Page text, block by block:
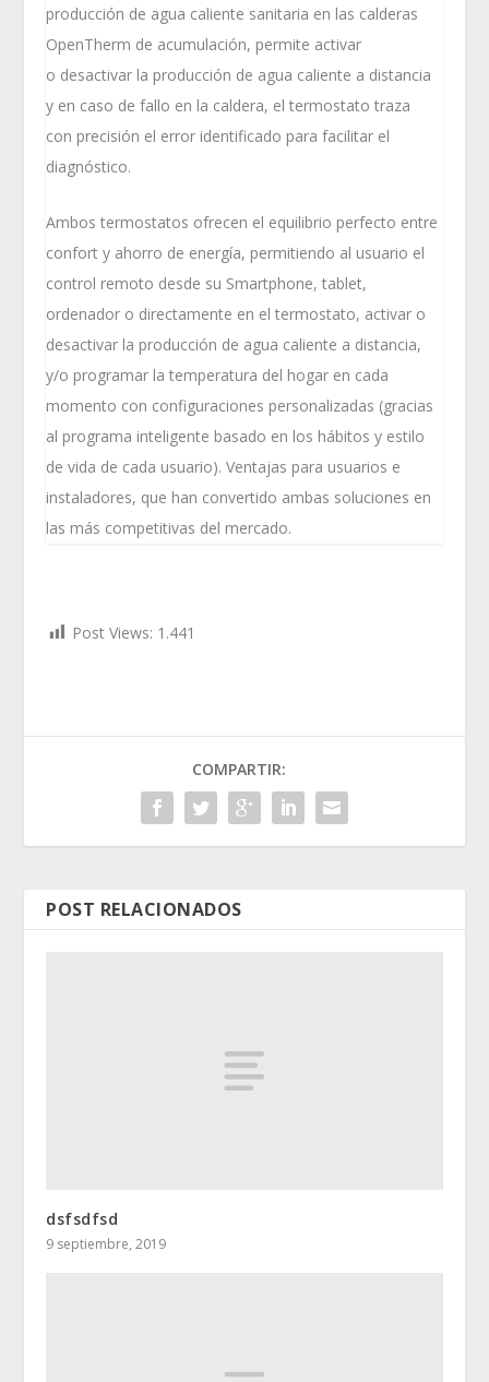
producción de agua caliente sanitaria en las calderas
OpenTherm de acumulación, permite activar
o desactivar la producción de agua caliente a distancia
y en caso de fallo en la caldera, el termostato traza
con precisión el error identificado para facilitar el
diagnóstico.
Ambos termostatos ofrecen el equilibrio perfecto entre
confort y ahorro de energía, permitiendo al usuario el
control remoto desde su Smartphone, tablet,
ordenador o directamente en el termostato, activar o
desactivar la producción de agua caliente a distancia,
y/o programar la temperatura del hogar en cada
momento con configuraciones personalizadas (gracias
al programa inteligente basado en los hábitos y estilo
de vida de cada usuario). Ventajas para usuarios e
instaladores, que han convertido ambas soluciones en
las más competitivas del mercado.
Post Views: 1.441
COMPARTIR:
POST RELACIONADOS
dsfsdfsd
9 septiembre, 2019